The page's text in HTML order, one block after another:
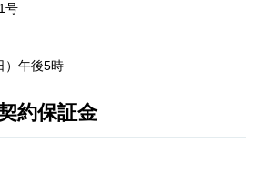
号
）午後5時
約保証金